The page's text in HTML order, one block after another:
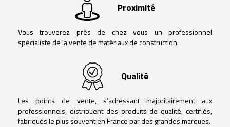
Proximité
Vous trouverez près de chez vous un professionnel
spécialiste de la vente de matériaux de construction.
Qualité
Les points de vente, s’adressant majoritairement aux
professionnels, distribuent des produits de qualité, certifiés,
fabriqués le plus souvent en France par des grandes marques.